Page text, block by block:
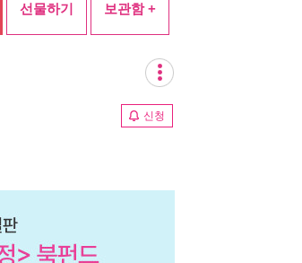
선물하기 보관함 +
신청